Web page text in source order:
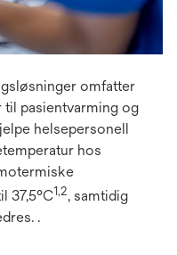
omfatter
pasientvarming og
helsepersonell
hos
37,5°C1,2, samtidig
.